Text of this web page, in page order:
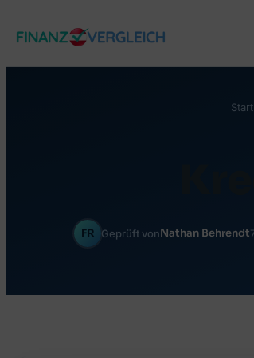
Inhalt
springen
Start
FR Geprüft vonNathan Behrendt